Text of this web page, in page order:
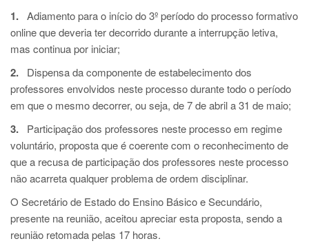
1. Adiamento para o início do 3º período do processo formativo
online que deveria ter decorrido durante a interrupção letiva,
mas continua por iniciar;
2.
Dispensa da componente de estabelecimento dos
professores envolvidos neste processo durante todo o período
em que o mesmo decorrer, ou seja, de 7 de abril a 31 de maio;
3.
Participação dos professores neste processo em regime
voluntário, proposta que é coerente com o reconhecimento de
que a recusa de participação dos professores neste processo
não acarreta qualquer problema de ordem disciplinar.
O Secretário de Estado do Ensino Básico e Secundário,
presente na reunião, aceitou apreciar esta proposta, sendo a
reunião retomada pelas 17 horas.